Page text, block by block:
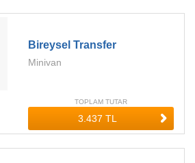
Bireysel Transfer
Minivan
TOPLAM TUTAR